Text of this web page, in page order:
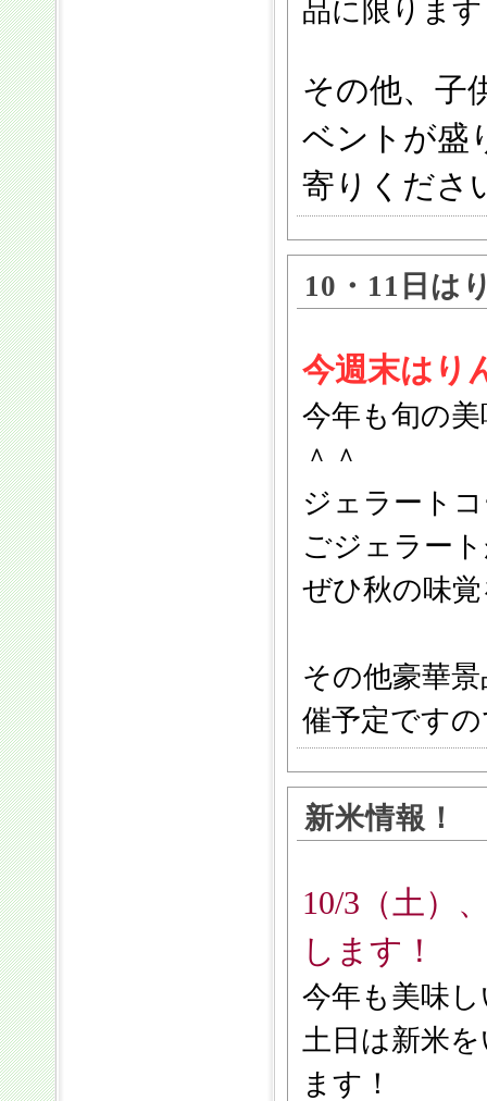
品に限りま
その他、子
ベントが盛
寄りくださ
10・11日は
今週末はり
今年も旬の
＾＾
ジェラート
ごジェラー
ぜひ秋の味
その他豪華
催予定です
新米情報！
10/3（土）
します！
今年も美味
土日は新米
ます！